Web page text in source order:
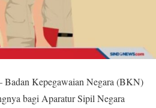
Badan Kepegawaian Negara (BKN)
bagi Aparatur Sipil Negara